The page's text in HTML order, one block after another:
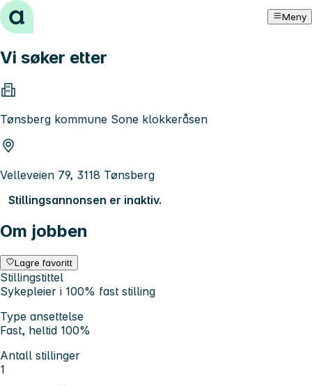
Hopp til innhold Meny
Vi søker etter
Tønsberg kommune Sone klokkeråsen
Velleveien 79, 3118 Tønsberg
Stillingsannonsen er inaktiv.
Om jobben
Lagre favoritt
Stillingstittel
Sykepleier i 100% fast stilling
Type ansettelse
Fast, heltid 100%
Antall stillinger
1